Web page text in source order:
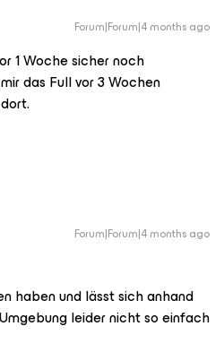
Forum|Forum|4 months ago
1 Woche sicher noch
das Full vor 3 Wochen
Forum|Forum|4 months ago
haben und lässt sich anhand
leider nicht so einfach